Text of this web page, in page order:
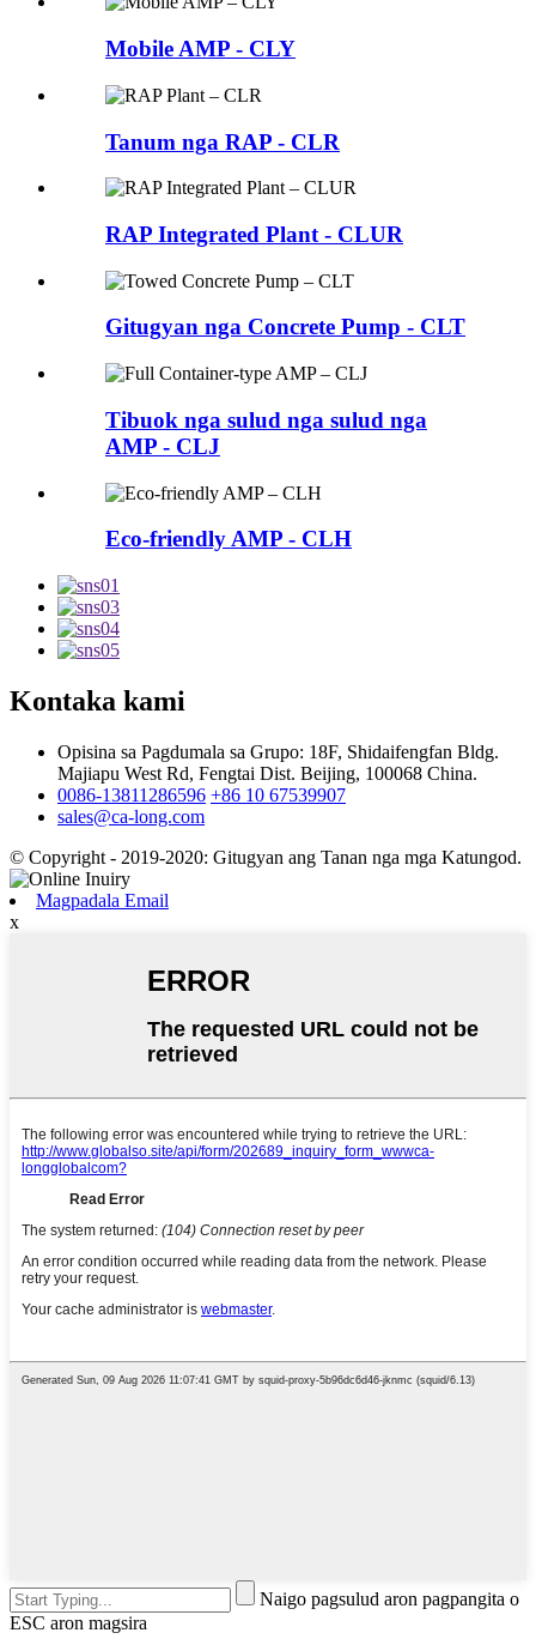
Mobile AMP - CLY
Tanum nga RAP - CLR
RAP Integrated Plant - CLUR
Gitugyan nga Concrete Pump - CLT
Tibuok nga sulud nga sulud nga
AMP - CLJ
Eco-friendly AMP - CLH
Kontaka kami
Opisina sa Pagdumala sa Grupo: 18F, Shidaifengfan Bldg.
Majiapu West Rd, Fengtai Dist. Beijing, 100068 China.
0086-13811286596 +86 10 67539907
sales@ca-long.com
© Copyright - 2019-2020: Gitugyan ang Tanan nga mga Katungod.
Magpadala Email
x
Naigo pagsulud aron pagpangita o
ESC aron magsira